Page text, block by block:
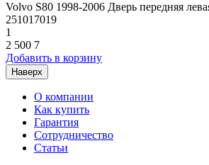
Volvo S80 1998-2006 Дверь передняя
251017019
1
2 500 7
Добавить в корзину
Наверх
О компании
Как купить
Гарантия
Сотрудничество
Статьи